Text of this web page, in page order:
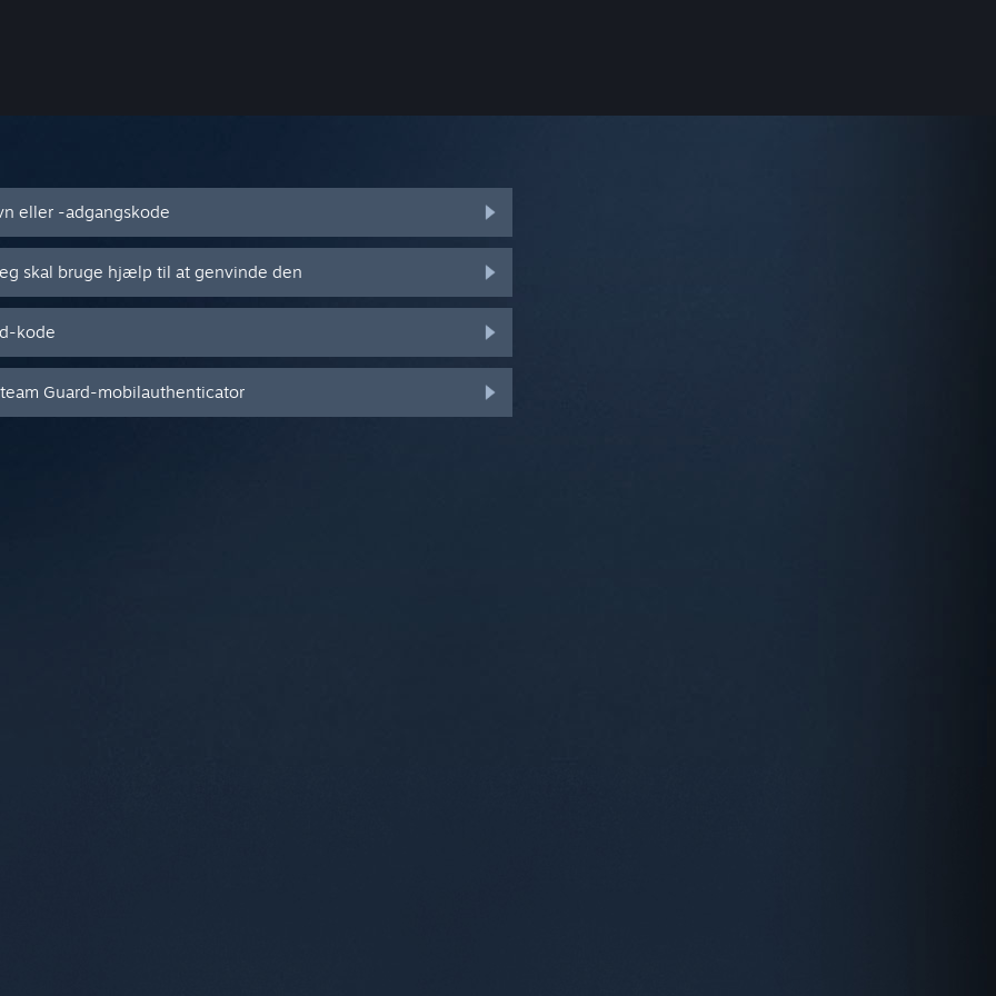
eller -adgangskode
skal bruge hjælp til at genvinde den
kode
Guard-mobilauthenticator